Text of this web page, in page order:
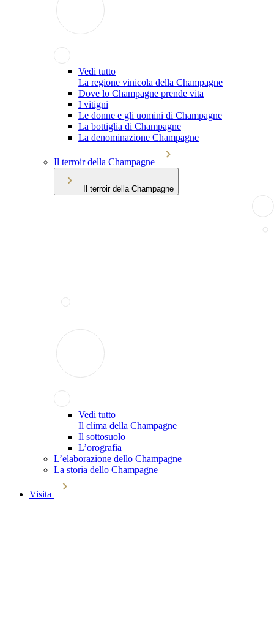
Vedi tutto
La regione vinicola della Champagne
Dove lo Champagne prende vita
I vitigni
Le donne e gli uomini di Champagne
La bottiglia di Champagne
La denominazione Champagne
Il terroir della Champagne
Il terroir della Champagne
Vedi tutto
Il clima della Champagne
Il sottosuolo
L’orografia
L’elaborazione dello Champagne
La storia dello Champagne
Visita